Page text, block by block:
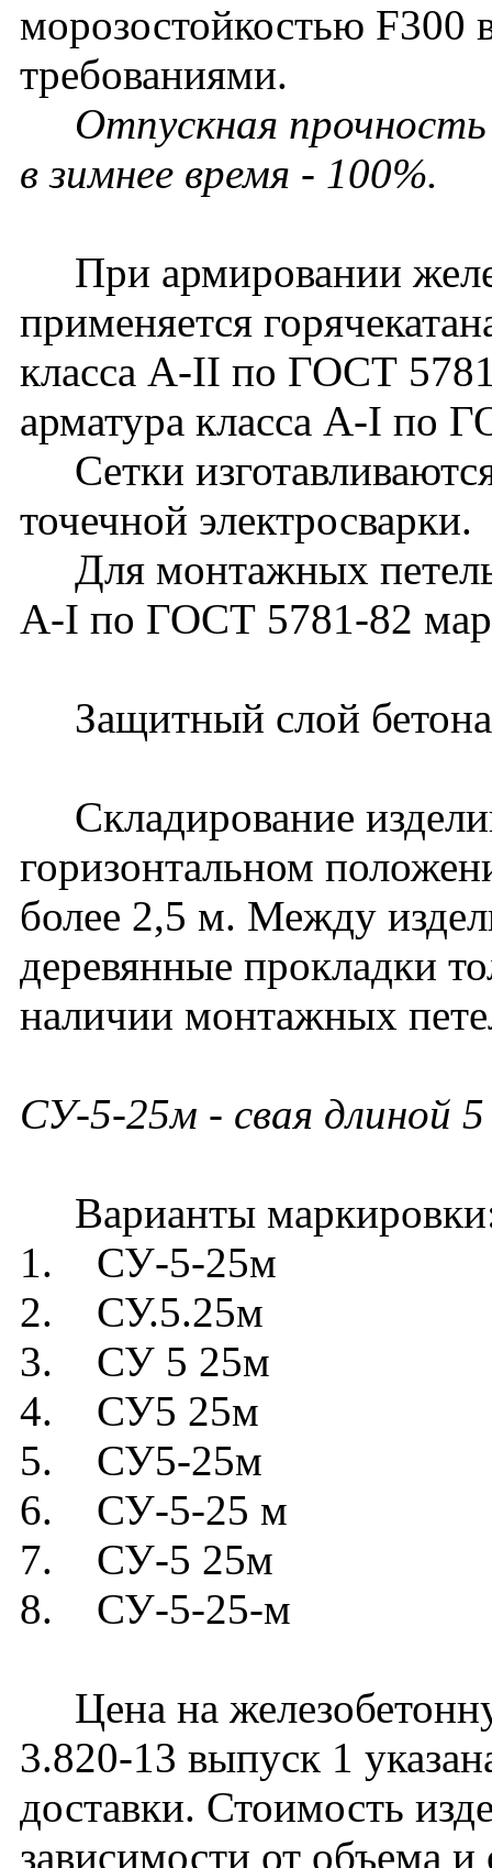
морозостойкостью F300
требованиями.
Отпускная
в зимнее время - 100%.
При армировании
применяется
класса A-II по ГОСТ
арматура класса A-I по
Сетки
точечной электросварки.
Для монтажных петель
А-I по ГОСТ 5781-82
Защитный слой
Складирование
горизонтальном
более 2,5 м. Между
деревянные прокладки
наличии монтажных
СУ-5-25м - свая длиной
Варианты
1. СУ-5-25м
2. СУ.5.25м
3. СУ 5 25м
4. СУ5 25м
5. СУ5-25м
6. СУ-5-25 м
7. СУ-5 25м
8. СУ-5-25-м
Цена на
3.820-13 выпуск 1
доставки. Стоимость
зависимости от объема